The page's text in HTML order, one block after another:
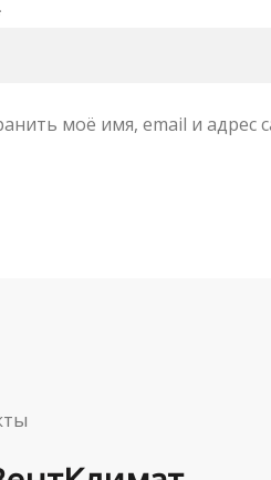
моё имя, email и адрес